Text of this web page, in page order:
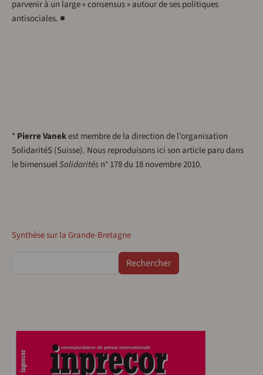
parvenir à un large « consensus » autour de ses politiques
antisociales. ■
* Pierre Vanekest membre de la direction de l’organisation
SolidaritéS (Suisse). Nous reproduisons ici son article paru dans
le bimensuelSolidaritésn° 178 du 18 novembre 2010.
Synthèse sur la Grande-Bretagne